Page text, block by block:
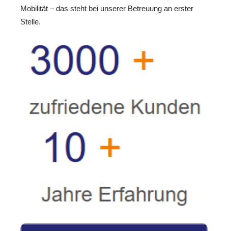
Mobilität – das steht bei unserer Betreuung an erster
Stelle.